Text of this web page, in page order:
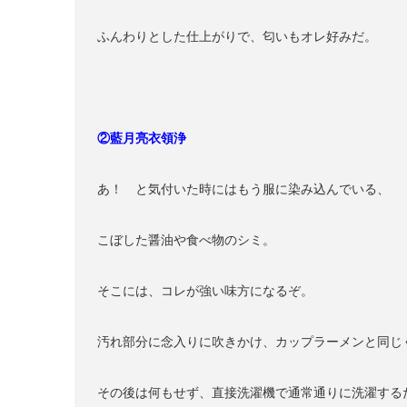
ふんわりとした仕上がりで、匂いもオレ好みだ。
②藍月亮衣領浄
あ！ と気付いた時にはもう服に染み込んでいる、
こぼした醤油や食べ物のシミ。
そこには、コレが強い味方になるぞ。
汚れ部分に念入りに吹きかけ、カップラーメンと同じ
その後は何もせず、直接洗濯機で通常通りに洗濯する